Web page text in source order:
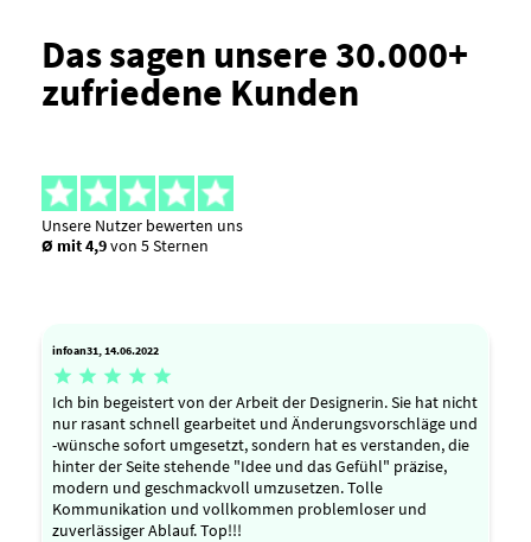
Das sagen unsere 30.000+
zufriedene Kunden
Unsere Nutzer bewerten uns
Ø mit 4,9von 5 Sternen
infoan31, 14.06.2022
    
Ich bin begeistert von der Arbeit der Designerin. Sie hat nicht
nur rasant schnell gearbeitet und Änderungsvorschläge und
-wünsche sofort umgesetzt, sondern hat es verstanden, die
hinter der Seite stehende "Idee und das Gefühl" präzise,
modern und geschmackvoll umzusetzen. Tolle
Kommunikation und vollkommen problemloser und
zuverlässiger Ablauf. Top!!!